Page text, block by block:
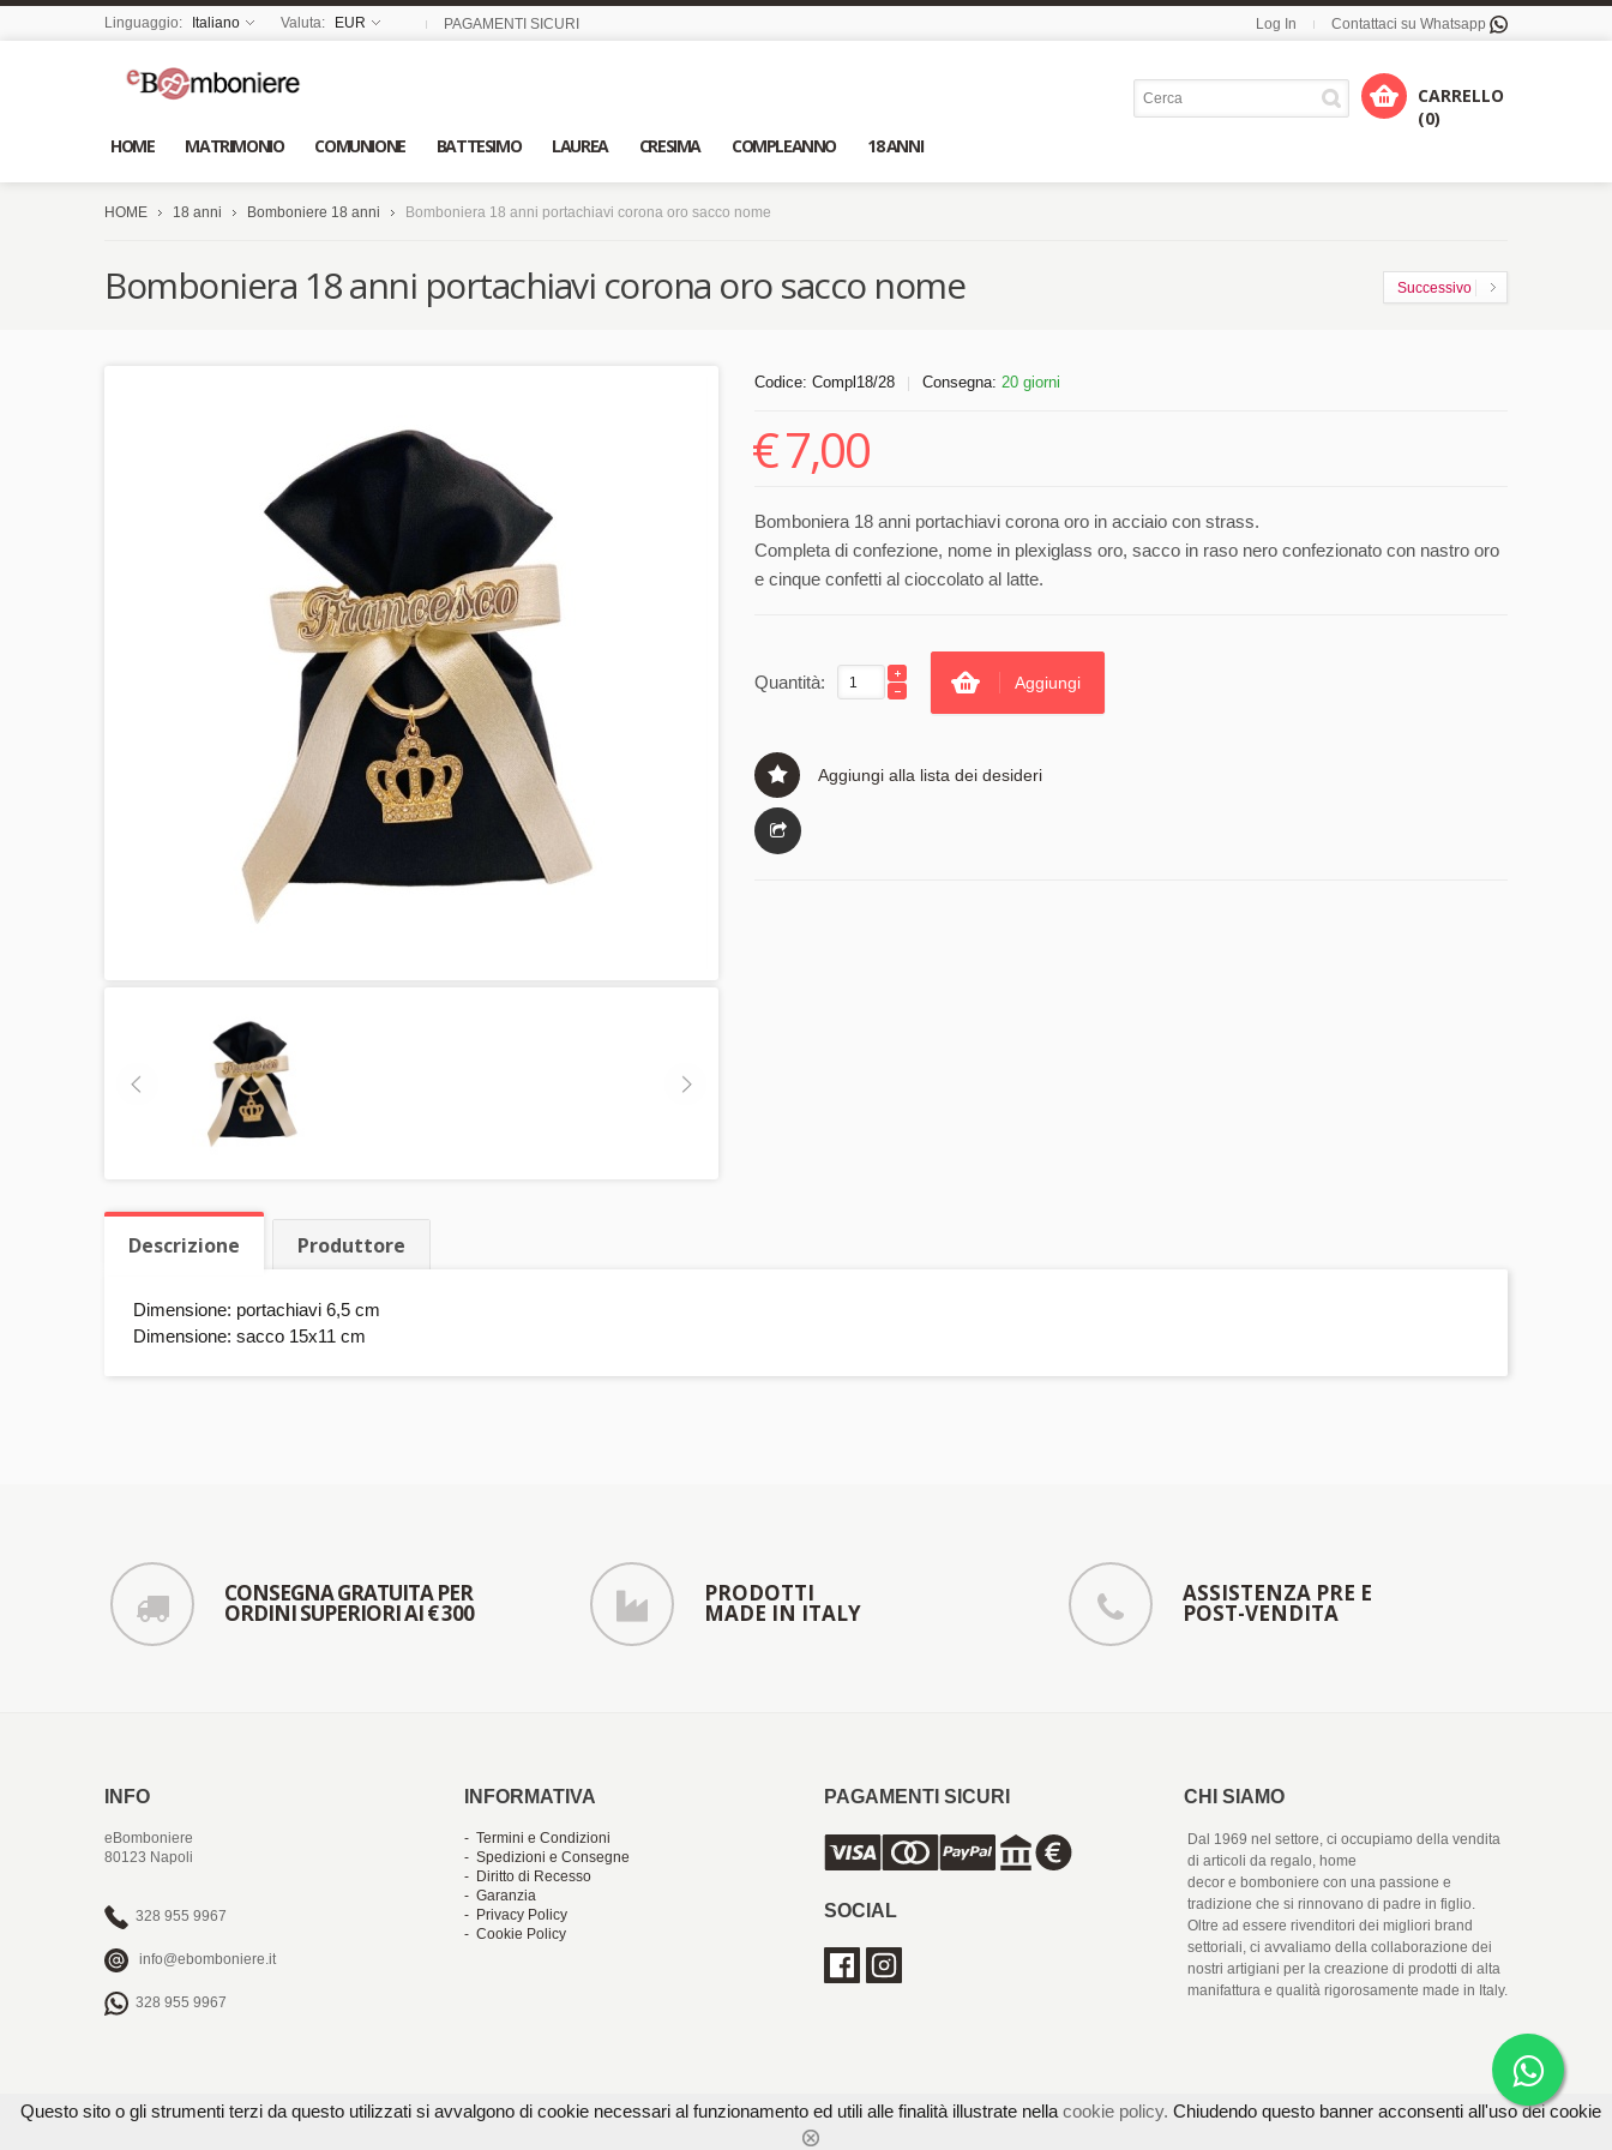
Linguaggio: Italiano Valuta: EUR PAGAMENTI SICURI Log In Contattaci su Whatsapp
HOME MATRIMONIO COMUNIONE BATTESIMO LAUREA CRESIMA COMPLEANNO 18 ANNI
CARRELLO
(0)
HOME 18 anni Bomboniere 18 anni Bomboniera 18 anni portachiavi corona oro sacco nome
Successivo
Bomboniera 18 anni portachiavi corona oro sacco nome
Codice: Compl18/28 Consegna: 20 giorni
€7,00
Bomboniera 18 anni portachiavi corona oro in acciaio con strass.
Completa di confezione, nome in plexiglass oro, sacco in raso nero confezionato con nastro oro
e cinque confetti al cioccolato al latte.
Quantità: Aggiungi
Aggiungi alla lista dei desideri
Descrizione Produttore
Dimensione: portachiavi 6,5 cm
Dimensione: sacco 15x11 cm
CONSEGNA GRATUITA PER
ORDINI SUPERIORI AI € 300
PRODOTTI
MADE IN ITALY
ASSISTENZA PRE E
POST-VENDITA
INFO
eBomboniere
80123 Napoli
328 955 9967
info@ebomboniere.it
328 955 9967
INFORMATIVA
- Termini e Condizioni
- Spedizioni e Consegne
- Diritto di Recesso
- Garanzia
- Privacy Policy
- Cookie Policy
PAGAMENTI SICURI
SOCIAL
CHI SIAMO
Dal 1969 nel settore, ci occupiamo della vendita
di articoli da regalo, home
decor e bomboniere con una passione e
tradizione che si rinnovano di padre in figlio.
Oltre ad essere rivenditori dei migliori brand
settoriali, ci avvaliamo della collaborazione dei
nostri artigiani per la creazione di prodotti di alta
manifattura e qualità rigorosamente made in Italy.
Questo sito o gli strumenti terzi da questo utilizzati si avvalgono di cookie necessari al funzionamento ed utili alle finalità illustrate nella cookie policy. Chiudendo questo banner acconsenti all'uso dei cookie